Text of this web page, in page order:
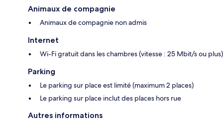
Animaux de compagnie
Animaux de compagnie non admis
Internet
Wi-Fi gratuit dans les chambres (vitesse : 25 Mbit/s ou plus)
Parking
Le parking sur place est limité (maximum 2 places)
Le parking sur place inclut des places hors rue
Autres informations